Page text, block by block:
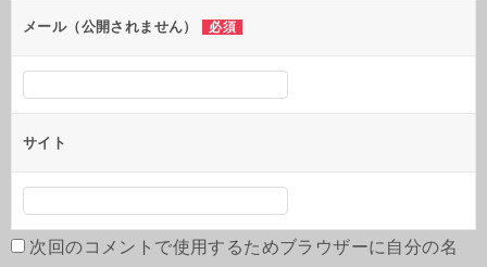
メール（公開されません） 必須
サイト
次回のコメントで使用するためブラウザーに自分の名